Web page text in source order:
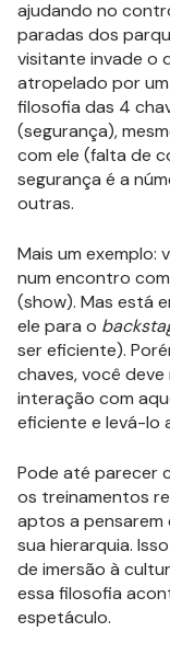
ajudando no
paradas dos
visitante invade o
atropelado por
filosofia das 4
(segurança),
com ele (falta de
segurança é a
outras.
Mais um exemplo:
num encontro
(show). Mas está
ele para o
ser eficiente).
chaves, você
interação com
eficiente e levá-lo
Pode até parecer
os treinamentos
aptos a pensarem
sua hierarquia.
de imersão à
essa filosofia
espetáculo.